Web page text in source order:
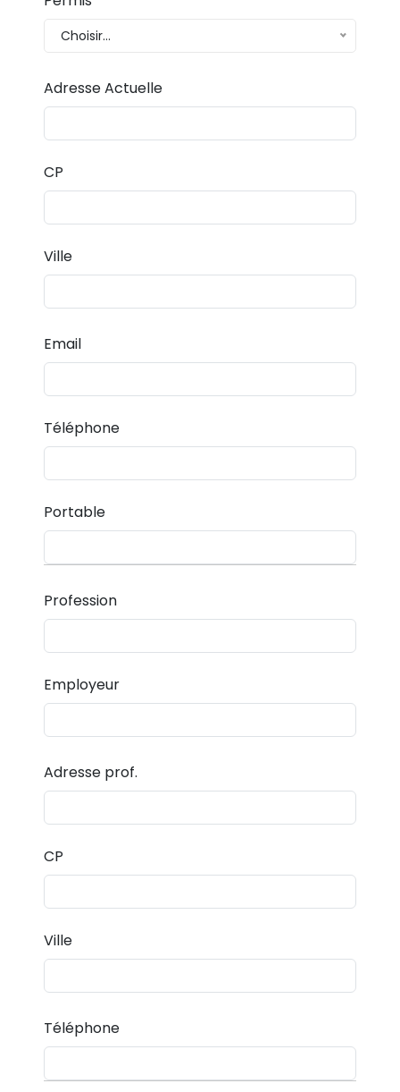
Choisir...
Adresse Actuelle
CP
Ville
Email
Téléphone
Portable
Profession
Employeur
Adresse prof.
CP
Ville
Téléphone